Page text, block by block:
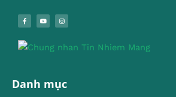
Danh mục